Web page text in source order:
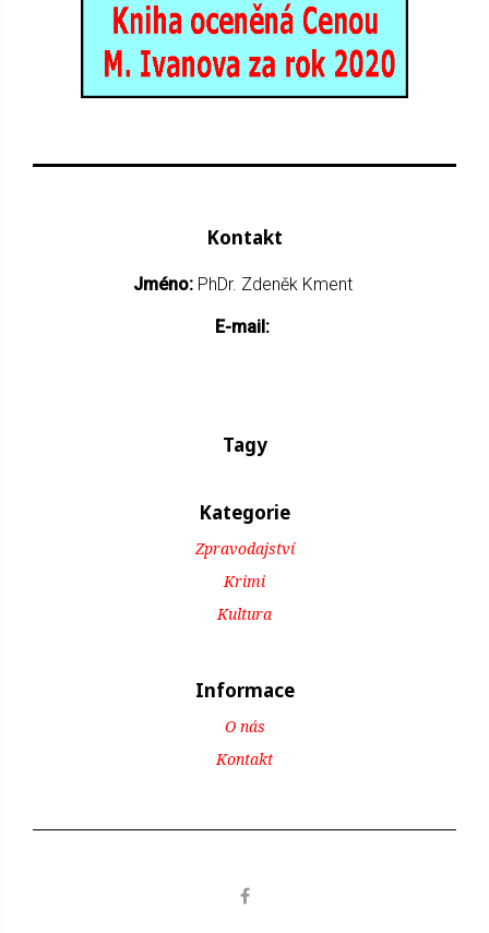
Kontakt
Jméno: PhDr. Zdeněk Kment
E-mail:
Tagy
Kategorie
Zpravodajství
Krimi
Kultura
Informace
O nás
Kontakt